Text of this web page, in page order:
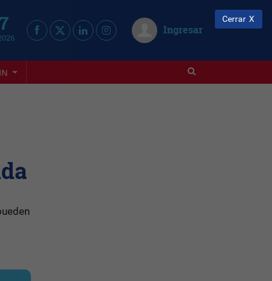
Ingresar
Cerrar